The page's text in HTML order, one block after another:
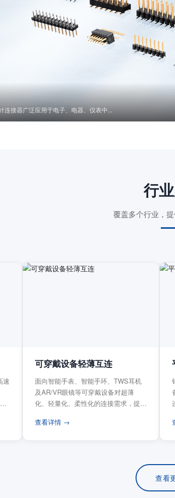
接器广泛应用于电子、电器、仪表中...
行
覆盖多个行业，
速
可穿戴设备轻薄互连
面向智能手表、智能手环、TWS耳机
及AR/VR眼镜等可穿戴设备对超薄
化、轻量化、柔性化的连接需求，提供
查看详情 →
查看